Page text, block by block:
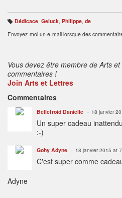
B
ali
s
Dédicace, Geluck, Philippe, de
Envoyez-moi un e-mail lorsque des
Vous devez être membre de Arts
commentaires !
Join Arts et Lettres
Commentaires
Bellefroid Danielle 18 janvier
Un super cadeau
:-)
Gohy Adyne 18 janvier 2015 at
C'est super comme
Adyne